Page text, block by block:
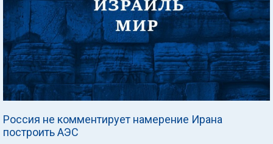
Россия не комментирует намерение Ирана
построить АЭС